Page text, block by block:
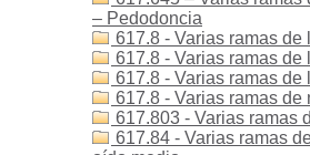
– Pedodoncia
617.8 - Varias ramas
617.8 - Varias ramas
617.8 - Varias ramas
617.8 - Varias ramas
617.803 - Varias ramas
617.84 - Varias ramas